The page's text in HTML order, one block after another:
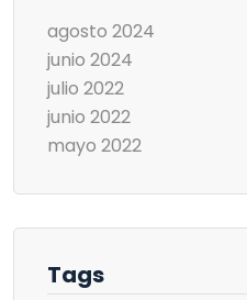
agosto 2024
junio 2024
julio 2022
junio 2022
mayo 2022
Tags